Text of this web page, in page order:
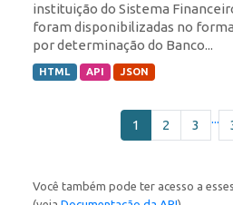
instituição do Sistema
foram disponibilizadas no
por determinação do Banco...
HTML API JSON
1 2 3 ...
Você também pode ter acesso a